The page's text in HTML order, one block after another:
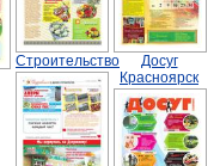
Строительство
Досуг
Красноярск